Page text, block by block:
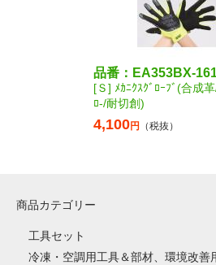
品番：EA353BX-
[Ｓ] ﾒｶﾆｸｽｸﾞﾛｰﾌﾞ(合成
ﾛ-/耐切創)
4,100円 （税抜）
商品カテゴリー
工具セット
冷凍・空調用工具＆部材、環境改善